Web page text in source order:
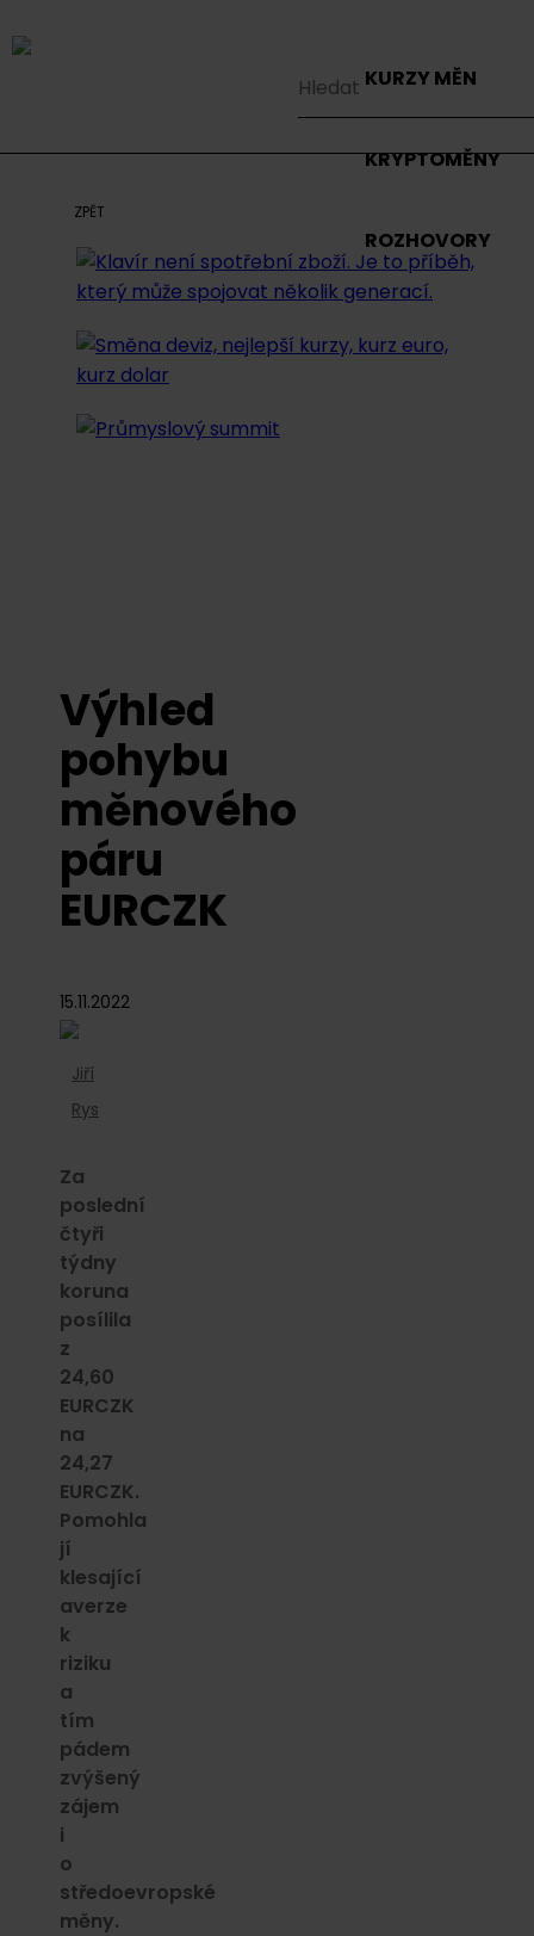
KURZY MĚN
KRYPTOMĚNY
ROZHOVORY
ZPĚT
Výhled
pohybu
měnového
páru
EURCZK
15.11.2022
Jiří
Rys
Za
poslední
čtyři
týdny
koruna
posílila
z
24,60
EURCZK
na
24,27
EURCZK.
Pomohla
jí
klesající
averze
k
riziku
a
tím
pádem
zvýšený
zájem
i
o
středoevropské
měny.